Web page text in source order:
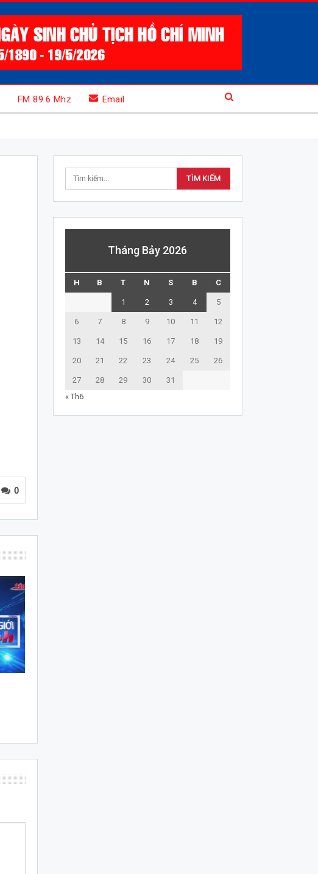
FM 89.6 Mhz Email
0
Tháng Bảy 2026
H B T N S B C
1 2 3 4 5
6 7 8 9 10 11 12
13 14 15 16 17 18 19
20 21 22 23 24 25 26
27 28 29 30
31
« Th6